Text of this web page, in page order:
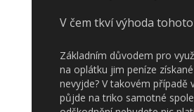
V čem tkví výhoda
Základním důvodem pro
na oplátku jim peníze
nevyjde? V takovém případě
půjde na triko samotné